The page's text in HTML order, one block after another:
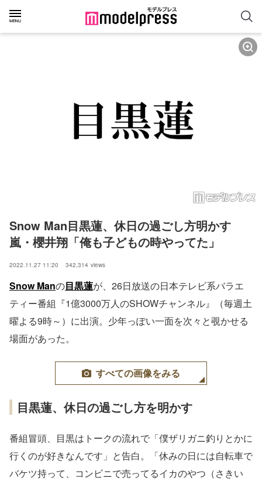
Snow Man目黒蓮、休日の過ごし方明かす
嵐・櫻井翔「俺も子どもの時やってた」
2022.11.27 11:20 342,314 views
Snow Manの目黒蓮が、26日放送の日本テレビ系バラエ
ティー番組『1億3000万人のSHOWチャンネル』（毎週土
曜よる9時～）に出演。少年っぽい一面を次々と覗かせる
場面があった。
すべての画像をみる
目黒蓮、休日の過ごし方を明かす
番組冒頭、目黒はトークの流れで「僕ザリガニ釣りとかに
行くのが好きなんです」と告白。「休みの日には自転車で
バケツ持って、コンビニで売ってるイカのやつ（さきい